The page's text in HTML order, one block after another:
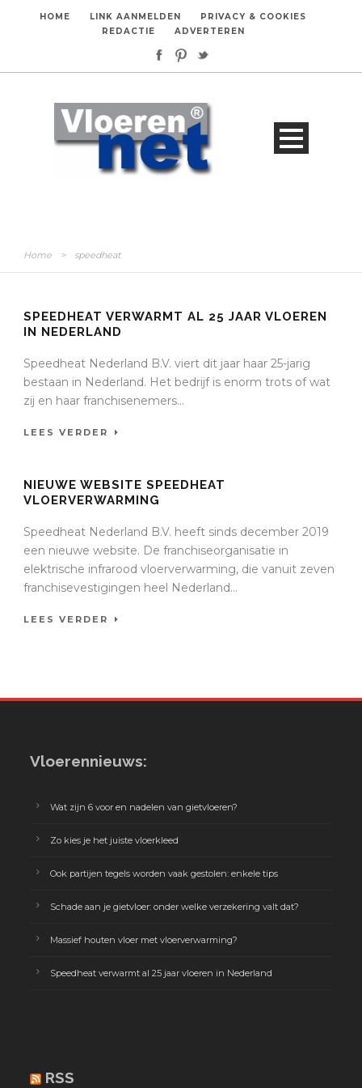
HOME LINK AANMELDEN
PRIVACY & COOKIES
REDACTIE
ADVERTEREN
Home > speedheat
SPEEDHEAT VERWARMT AL 25 JAAR VLOEREN
IN NEDERLAND
Speedheat Nederland B.V. viert dit jaar haar 25-jarig
bestaan in Nederland. Het bedrijf is enorm trots of wat
zij en haar franchisenemers...
LEES VERDER
NIEUWE WEBSITE SPEEDHEAT
VLOERVERWARMING
Speedheat Nederland B.V. heeft sinds december 2019
een nieuwe website. De franchiseorganisatie in
elektrische infrarood vloerverwarming, die vanuit zeven
franchisevestigingen heel Nederland...
LEES VERDER
Vloerennieuws:
Wat zijn 6 voor en nadelen van gietvloeren?
Zo kies je het juiste vloerkleed
Ook partijen tegels worden vaak gestolen: enkele tips
Schade aan je gietvloer: onder welke verzekering valt dat?
Massief houten vloer met vloerverwarming?
Speedheat verwarmt al 25 jaar vloeren in Nederland
RSS